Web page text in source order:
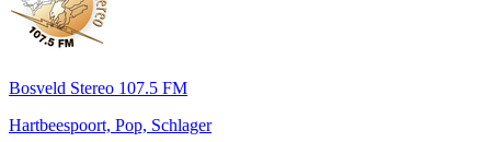
Bosveld Stereo 107.5 FM
Hartbeespoort, Pop, Schlager